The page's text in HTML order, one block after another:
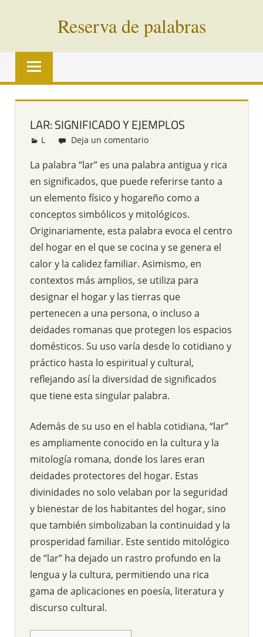
Reserva de palabras
Palabras
vías
todo
mundo
LAR: SIGNIFICADO Y EJEMPLOS
Redacción
L Deja un comentario
La palabra “lar” es una palabra antigua y rica
en significados, que puede referirse tanto a
un elemento físico y hogareño como a
conceptos simbólicos y mitológicos.
Originariamente, esta palabra evoca el centro
del hogar en el que se cocina y se genera el
calor y la calidez familiar. Asimismo, en
contextos más amplios, se utiliza para
designar el hogar y las tierras que
pertenecen a una persona, o incluso a
deidades romanas que protegen los espacios
domésticos. Su uso varía desde lo cotidiano y
práctico hasta lo espiritual y cultural,
reflejando así la diversidad de significados
que tiene esta singular palabra.
Además de su uso en el habla cotidiana, “lar”
es ampliamente conocido en la cultura y la
mitología romana, donde los lares eran
deidades protectores del hogar. Estas
divinidades no solo velaban por la seguridad
y bienestar de los habitantes del hogar, sino
que también simbolizaban la continuidad y la
prosperidad familiar. Este sentido mitológico
de “lar” ha dejado un rastro profundo en la
lengua y la cultura, permitiendo una rica
gama de aplicaciones en poesía, literatura y
discurso cultural.